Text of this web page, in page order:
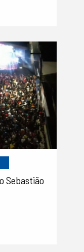
Sebastião